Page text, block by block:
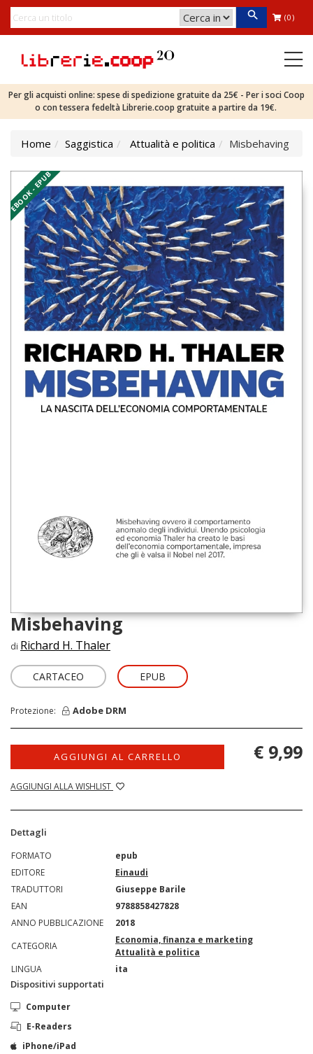
(0)
Per gli acquisti online: spese di spedizione gratuite da 25€ - Per i soci Coop
o con tessera fedeltà Librerie.coop gratuite a partire da 19€.
Home Saggistica Attualità e politica Misbehaving
EBOOK - EPUB
Misbehaving
di Richard H. Thaler
CARTACEO EPUB
Protezione: Adobe DRM
AGGIUNGI AL CARRELLO
AGGIUNGI ALLA WISHLIST
€ 9,99
Dettagli
FORMATO
epub
EDITORE
Einaudi
TRADUTTORI
Giuseppe Barile
EAN
9788858427828
ANNO PUBBLICAZIONE
2018
CATEGORIA
Economia, finanza e marketing
Attualità e politica
LINGUA
ita
Dispositivi supportati
Computer
E-Readers
iPhone/iPad